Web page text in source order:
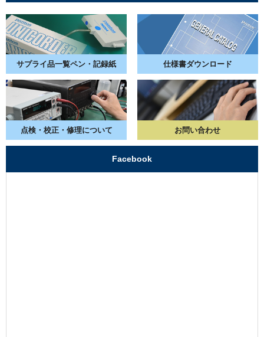
サプライ品一覧ペン・記録紙 仕様書ダウンロード
点検・校正・ 修理について お問い合わせ
Facebook